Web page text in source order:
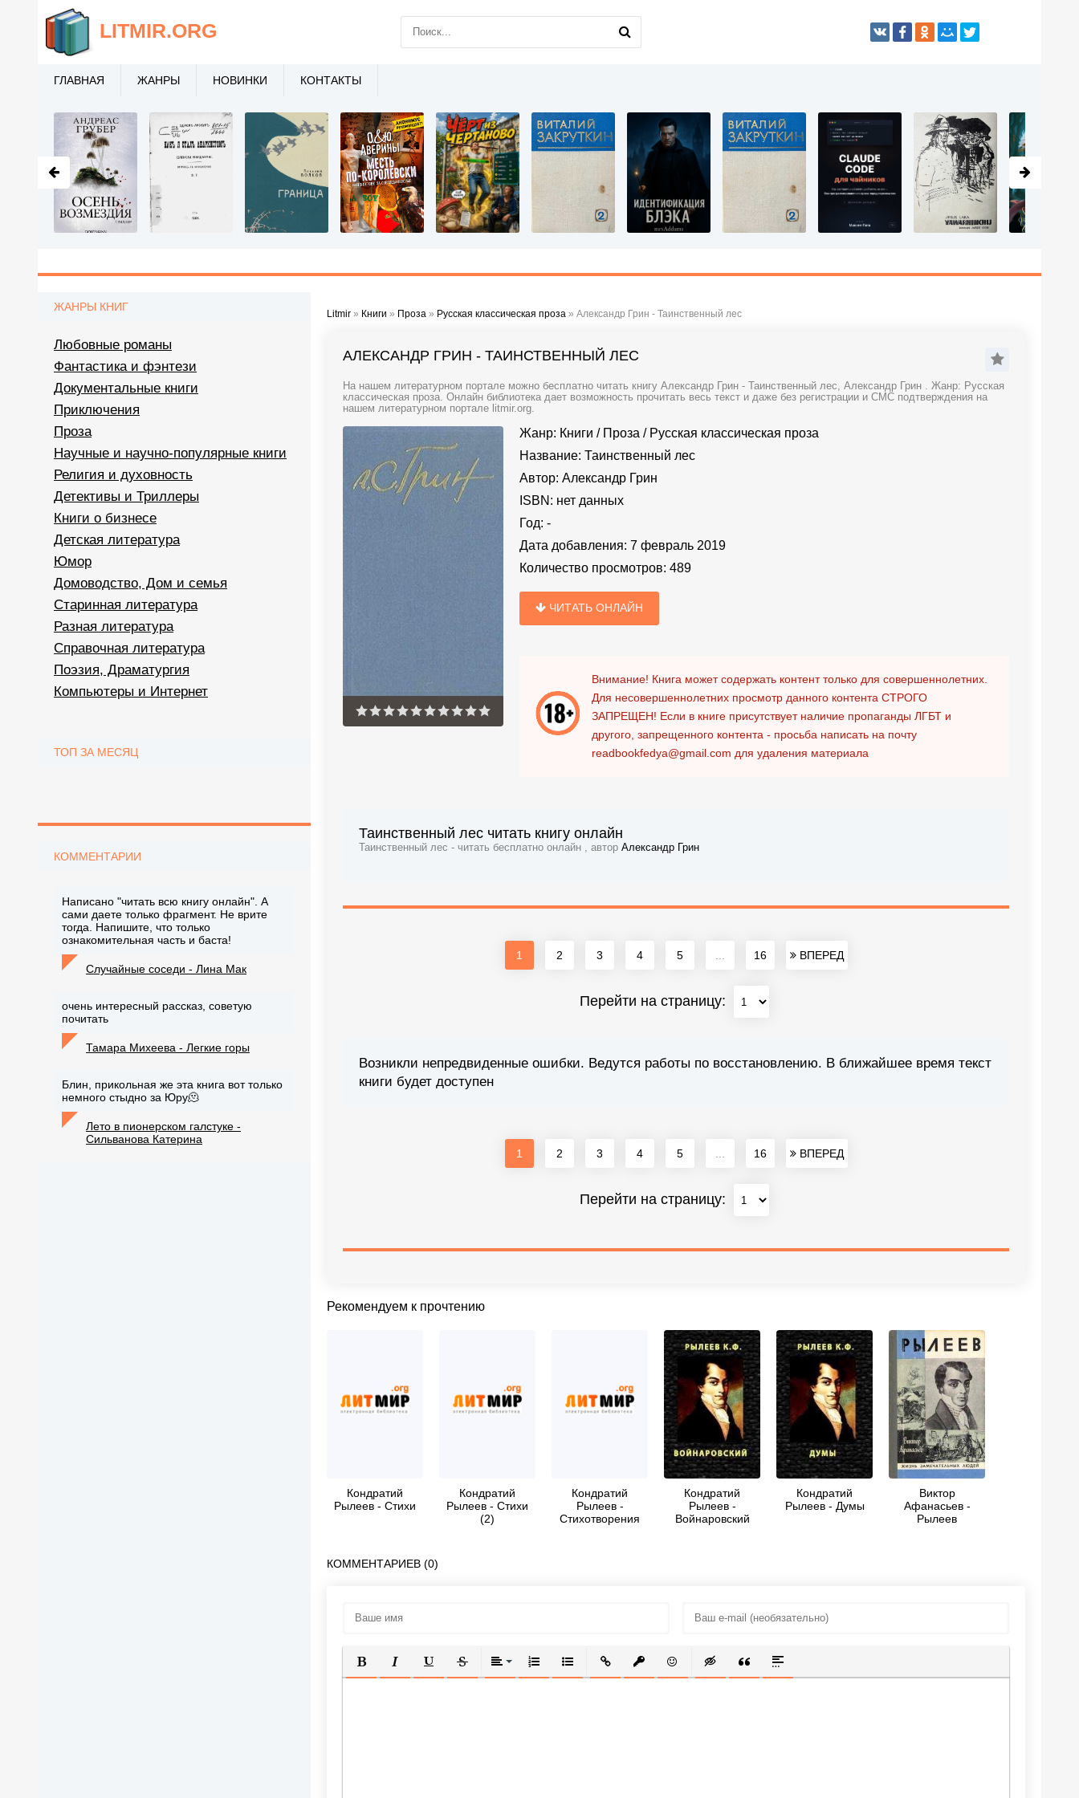
Litmir » Книги » Проза » Русская классическая проза » Александр Грин - Таинственный лес
АЛЕКСАНДР ГРИН - ТАИНСТВЕННЫЙ ЛЕС
На нашем литературном портале можно бесплатно читать книгу Александр Грин - Таинственный лес, Александр Грин . Жанр: Русская
классическая проза. Онлайн библиотека дает возможность прочитать весь текст и даже без регистрации и СМС подтверждения на
нашем литературном портале litmir.org.
Жанр: Книги / Проза / Русская классическая проза
Название: Таинственный лес
Автор: Александр Грин
ISBN: нет данных
Год: -
Дата добавления: 7 февраль 2019
Количество просмотров: 489
ЧИТАТЬ ОНЛАЙН
Внимание! Книга может содержать контент только для совершеннолетних.
Для несовершеннолетних просмотр данного контента СТРОГО
ЗАПРЕЩЕН! Если в книге присутствует наличие пропаганды ЛГБТ и
другого, запрещенного контента - просьба написать на почту
readbookfedya@gmail.com для удаления материала
Таинственный лес читать книгу онлайн
Таинственный лес - читать бесплатно онлайн , автор Александр Грин
1 2 3 4 5 16 ВПЕРЕД
Перейти на страницу:
Возникли непредвиденные ошибки. Ведутся работы по восстановлению. В ближайшее время текст
книги будет доступен
1 2 3 4 5 16 ВПЕРЕД
Перейти на страницу:
Рекомендуем к прочтению
Кондратий
Рылеев - Стихи
Кондратий
Рылеев - Стихи
(2)
Кондратий
Рылеев -
Стихотворения
Кондратий
Рылеев -
Войнаровский
Кондратий
Рылеев - Думы
Виктор
Афанасьев -
Рылеев
КОММЕНТАРИЕВ (0)
ПОЛУЖИРНЫЙ
КУРСИВПОДЧЕРКНУТЫЙ
ЗАЧЕРКНУТЫЙВЫРАВНИВАНИЕ
НУМЕРОВАННЫЙ СПИСОК
МАРКИРОВАННЫЙ СПИСОК
ВСТАВИТЬ ССЫЛКУ
ВСТАВИТЬ ЗАЩИЩЕННУЮ ССЫЛКУ
ВСТАВИТЬ СМАЙЛИК
ВСТАВКА СКРЫТОГО ТЕКСТА
ВСТАВКА ЦИТАТЫ
ВСТАВКА СПОЙЛЕРА
ЖАНРЫ КНИГ
Любовные романы
Фантастика и фэнтези
Документальные книги
Приключения
Проза
Научные и научно-популярные книги
Религия и духовность
Детективы и Триллеры
Книги о бизнесе
Детская литература
Юмор
Домоводство, Дом и семья
Старинная литература
Разная литература
Справочная литература
Поэзия, Драматургия
Компьютеры и Интернет
ТОП ЗА МЕСЯЦ
КОММЕНТАРИИ
Написано "читать всю книгу онлайн". А
сами даете только фрагмент. Не врите
тогда. Напишите, что только
ознакомительная часть и баста!
Случайные соседи - Лина Мак
очень интересный рассказ, советую
почитать
Тамара Михеева - Легкие горы
Блин, прикольная же эта книга вот только
немного стыдно за Юру🫠
Лето в пионерском галстуке -
Сильванова Катерина
LITMIR.ORG
ГЛАВНАЯ ЖАНРЫ НОВИНКИ КОНТАКТЫ